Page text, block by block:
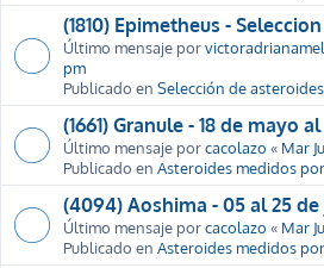
(1810) Epimetheus - Seleccion
Último mensaje por
pm
Publicado en Selección de asteroides
(1661) Granule - 18 de mayo
Último mensaje porcacolazo « Mar
Publicado en Asteroides medidos
(4094) Aoshima - 05 al 25
Último mensaje porcacolazo « Mar
Publicado en Asteroides medidos